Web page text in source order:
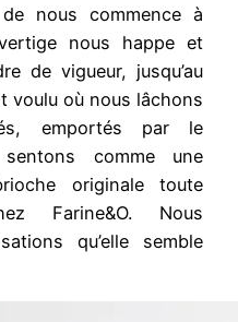
nous commence à
nous happe et
de vigueur, jusqu’au
voulu où nous lâchons
emportés par le
comme une
originale toute
Farine&O. Nous
qu’elle semble